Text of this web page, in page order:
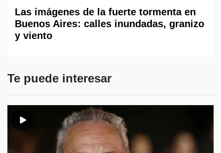
Las imágenes de la fuerte tormenta en
Buenos Aires: calles inundadas, granizo
y viento
Te puede interesar